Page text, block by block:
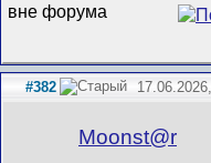
#382
Mооnst@r